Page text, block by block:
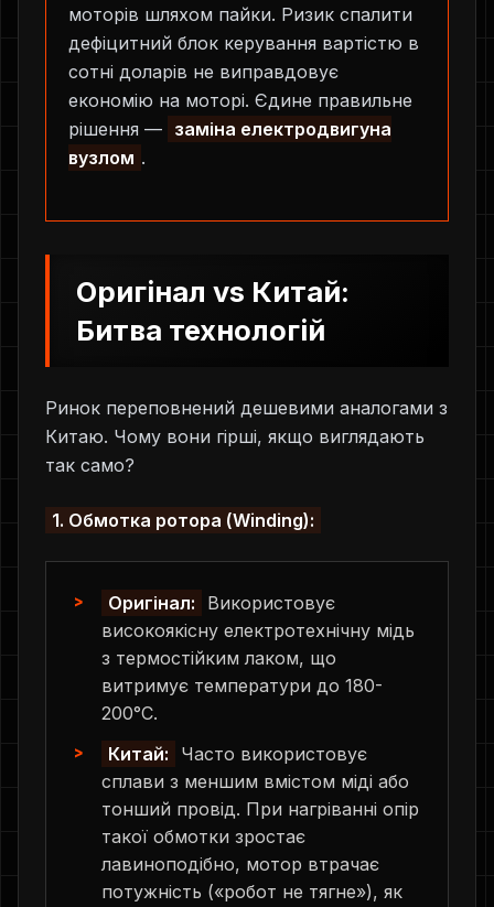
моторів шляхом пайки. Ризик спалити
дефіцитний блок керування вартістю в
сотні доларів не виправдовує
економію на моторі. Єдине правильне
рішення — заміна електродвигуна
вузлом .
Оригінал vs Китай:
Битва технологій
Ринок переповнений дешевими аналогами з
Китаю. Чому вони гірші, якщо виглядають
так само?
1. Обмотка ротора (Winding):
Оригінал:
Використовує
високоякісну електротехнічну мідь
з термостійким лаком, що
витримує температури до 180-
200°C.
Китай:
Часто використовує
сплави з меншим вмістом міді або
тонший провід. При нагріванні опір
такої обмотки зростає
лавиноподібно, мотор втрачає
потужність («робот не тягне»), як